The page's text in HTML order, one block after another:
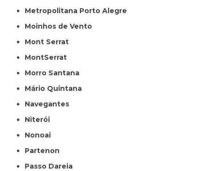
Metropolitana Porto Alegre
Moinhos de Vento
Mont Serrat
MontSerrat
Morro Santana
Mário Quintana
Navegantes
Niterói
Nonoai
Partenon
Passo Dareia